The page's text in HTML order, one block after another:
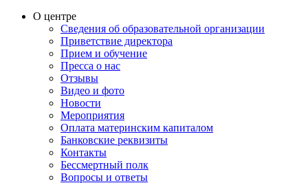
О центре
Сведения об образовательной организации
Приветствие директора
Прием и обучение
Пресса о нас
Отзывы
Видео и фото
Новости
Мероприятия
Оплата материнским капиталом
Банковские реквизиты
Контакты
Бессмертный полк
Вопросы и ответы